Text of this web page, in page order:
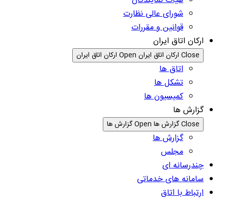
شورای عالی نظارت
قوانین و مقررات
ارکان اتاق ایران
Close ارکان اتاق ایران Open ارکان اتاق ایران
اتاق ها
تشکل ها
کمیسیون ها
گزارش ها
Close گزارش ها Open گزارش ها
گزارش ها
مجلس
چندرسانه ای
سامانه های خدماتی
ارتباط با اتاق